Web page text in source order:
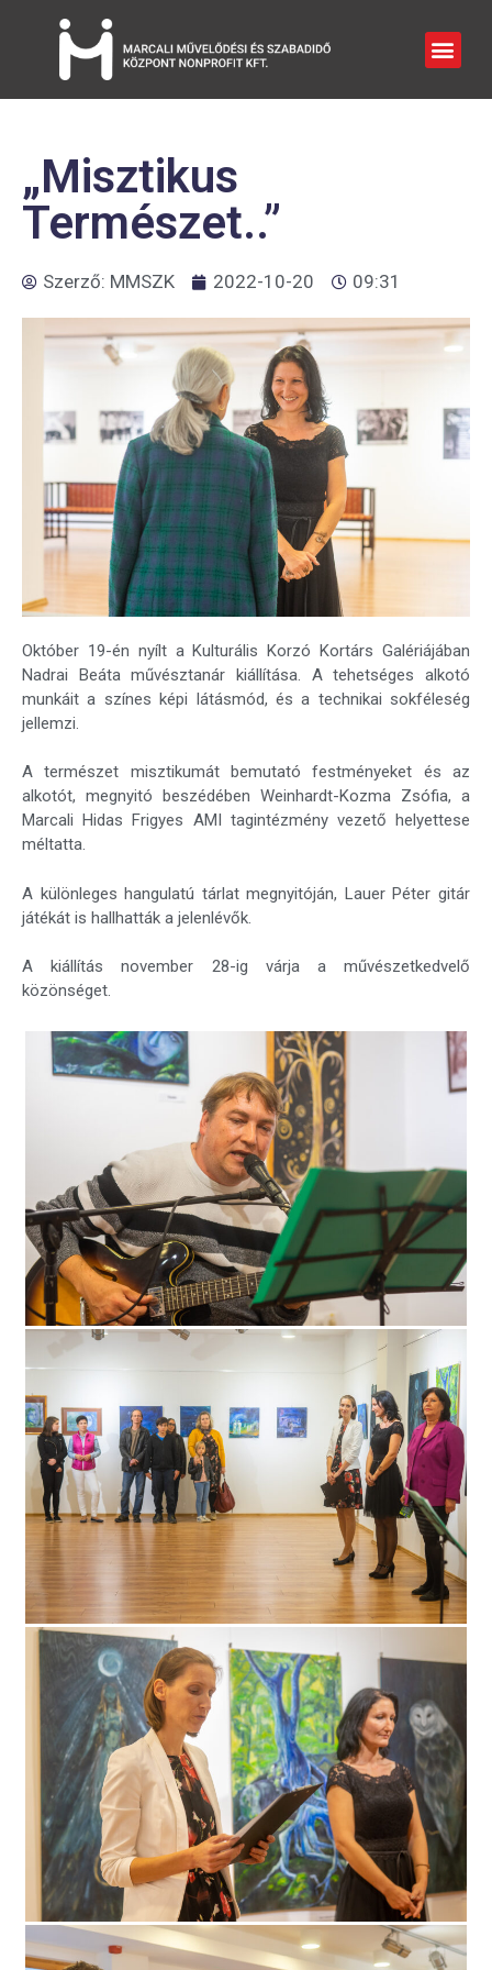
„Misztikus
Természet..”
Szerző: MMSZK 2022-10-20 09:31
Október 19-én nyílt a Kulturális Korzó Kortárs Galériájában
Nadrai Beáta művésztanár kiállítása. A tehetséges alkotó
munkáit a színes képi látásmód, és a technikai sokféleség
jellemzi.
A természet misztikumát bemutató festményeket és az
alkotót, megnyitó beszédében Weinhardt-Kozma Zsófia, a
Marcali Hidas Frigyes AMI tagintézmény vezető helyettese
méltatta.
A különleges hangulatú tárlat megnyitóján, Lauer Péter gitár
játékát is hallhatták a jelenlévők.
A kiállítás november 28-ig várja a művészetkedvelő
közönséget.